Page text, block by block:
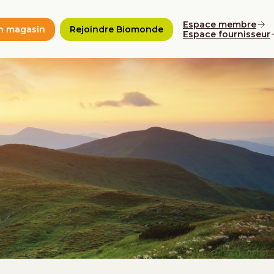
magasin Rejoindre Biomonde
Espace membre
Espace fournisseur